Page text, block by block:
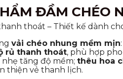
ĐẦM CHÉO
thoát – Thiết kế dành
vải chéo nhung mềm mịn
rủ thanh thoát, phù hợp
nhẹ tăng độ mềm; thêu hoa
thiện vẻ thanh lịch.